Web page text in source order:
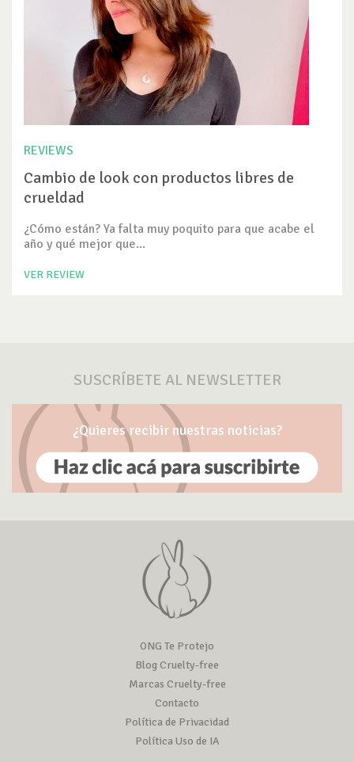
REVIEWS
Cambio de look con productos libres de
crueldad
¿Cómo están? Ya falta muy poquito para que acabe el
año y qué mejor que...
VER REVIEW
SUSCRÍBETE AL NEWSLETTER
¿Quieres recibir nuestras noticias?
ONG Te Protejo
Blog Cruelty-free
Marcas Cruelty-free
Contacto
Política de Privacidad
Política Uso de IA